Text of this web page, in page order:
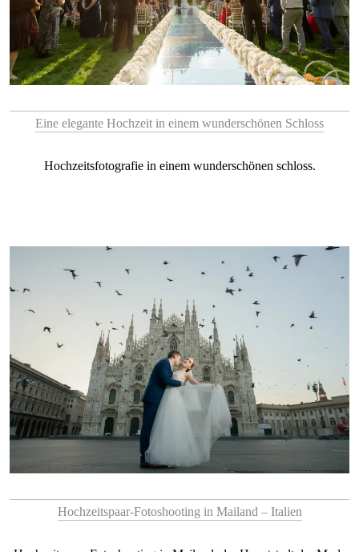
Eine elegante Hochzeit in einem wunderschönen Schloss
Hochzeitsfotografie in einem wunderschönen schloss.
Hochzeitspaar-Fotoshooting in Mailand – Italien